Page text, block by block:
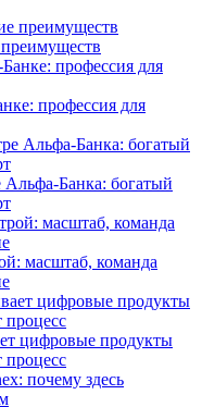
профессия для
Альфа-Банка: богатый
масштаб, команда
цифровые продукты
процесс